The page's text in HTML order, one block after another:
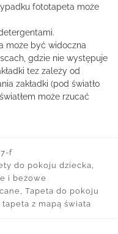
fototapeta może
może być widoczna
gdzie nie występuje
tez zależy od
zakładki (pod światło
może rzucać
f
do pokoju dziecka,
i beżowe
, Tapeta do pokoju
tapeta z mapą świata